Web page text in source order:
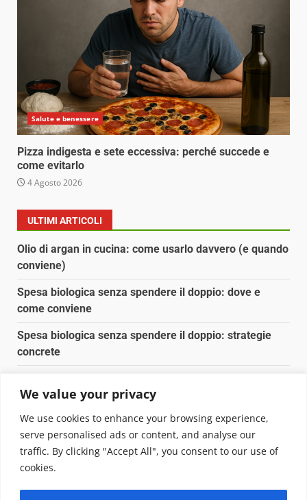
We value your privacy
We use cookies to enhance your browsing experience,
serve personalised ads or content, and analyse our
traffic. By clicking "Accept All", you consent to our use of
cookies.
Salute e benessere
Pizza indigesta e sete eccessiva: perché succede e
come evitarlo
4 Agosto 2026
ULTIMI ARTICOLI
Olio di argan in cucina: come usarlo davvero (e quando
conviene)
Spesa biologica senza spendere il doppio: dove e
come conviene
Spesa biologica senza spendere il doppio: strategie
concrete
Pulizia naturale della casa: 3 ingredienti che
sostituiscono 10 prodotti chimici
Copyright © 2025 Biopianeta.it proprietà di Jws Media
Questo blog non è una testata giornalistica, in quanto